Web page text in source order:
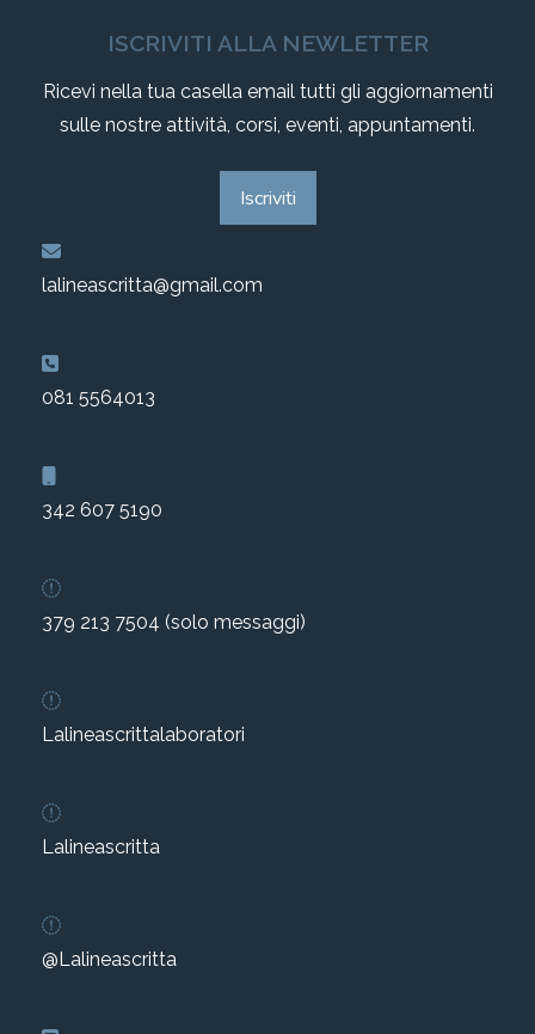
ISCRIVITI ALLA NEWLETTER
Ricevi nella tua casella email tutti gli aggiornamenti
sulle nostre attività, corsi, eventi, appuntamenti.
Iscriviti
lalineascritta@gmail.com
081 5564013
342 607 5190
379 213 7504 (solo messaggi)
Lalineascrittalaboratori
Lalineascritta
@Lalineascritta